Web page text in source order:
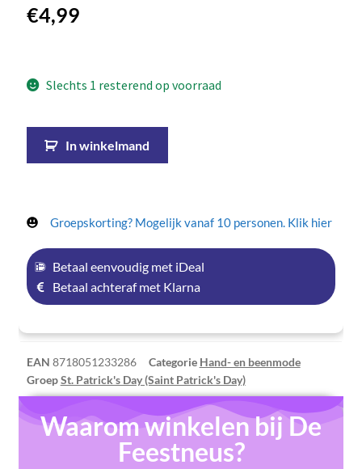
€4,99
Slechts 1 resterend op voorraad
In winkelmand
Groepskorting? Mogelijk vanaf 10 personen. Klik hier
Betaal eenvoudig met iDeal
Betaal achteraf met Klarna
EAN 8718051233286 Categorie Hand- en beenmode
GroepSt. Patrick's Day (Saint Patrick's Day)
Waarom winkelen bij De
Feestneus?